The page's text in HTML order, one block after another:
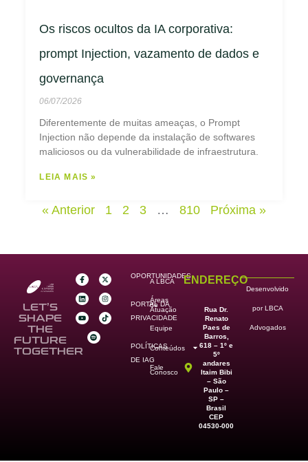
Os riscos ocultos da IA corporativa:
prompt Injection, vazamento de dados e
governança
06/07/2026
Diferentemente de muitas ameaças, o Prompt
Injection não depende da instalação de softwares
maliciosos ou da vulnerabilidade de infraestrutura.
LEIA MAIS »
« Anterior 1 2 3 … 810 Próxima »
LET’S
SHAPE
THE
FUTURE
TOGETHER
OPORTUNIDADES
PORTAL DA
PRIVACIDADE
POLÍTICAS
DE IAG
A LBCA
Áreas
de
Atuação
Equipe
Conteúdos
Fale
Conosco
ENDEREÇO
Rua Dr.
Renato
Paes de
Barros,
618 – 1º e
5º
andares
Itaim Bibi
– São
Paulo –
SP –
Brasil
CEP
04530-000
Desenvolvido
por LBCA
Advogados